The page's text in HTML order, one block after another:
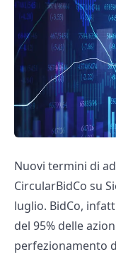
Nuovi termini di
CircularBidCo su
luglio. BidCo,
del 95% delle
perfezionamento